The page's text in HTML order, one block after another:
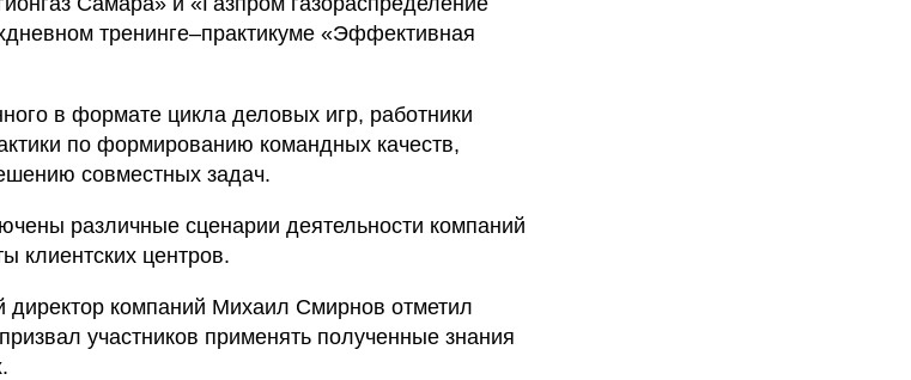
тренинге–практикуме «Эффективная
в формате цикла деловых игр, работники
по формированию командных качеств,
совместных задач.
различные сценарии деятельности компаний
клиентских центров.
директор компаний Михаил Смирнов отметил
участников применять полученные знания